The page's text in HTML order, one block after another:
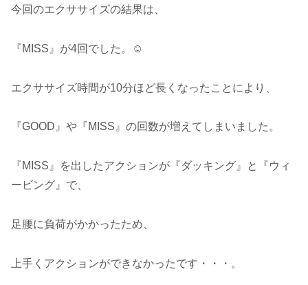
今回のエクササイズの結果は、
『MISS』が4回でした。☺️
エクササイズ時間が10分ほど長くなったことにより、
『GOOD』や『MISS』の回数が増えてしまいました。
『MISS』を出したアクションが『ダッキング』と『ウィ
ービング』で、
足腰に負荷がかかったため、
上手くアクションができなかったです・・・。